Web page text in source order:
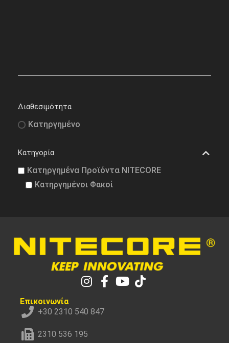
Διαθεσιμότητα
Κατηργημένο
Κατηγορία
Κατηργημένα Προϊόντα NITECORE
Κατηργημένοι Φακοί
Επικοινωνία
+30 2310 540 847
2310 536 195